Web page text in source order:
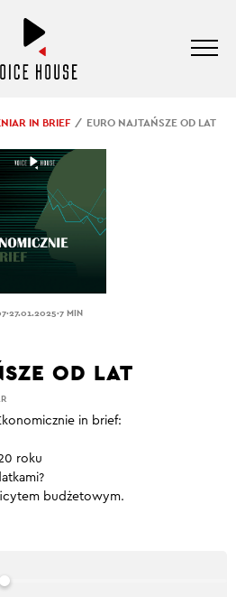
IN BRIEF EURO NAJTAŃSZE OD LAT
.27.01.2025.7 MIN
OD LAT
in brief:
roku
budżetowym.